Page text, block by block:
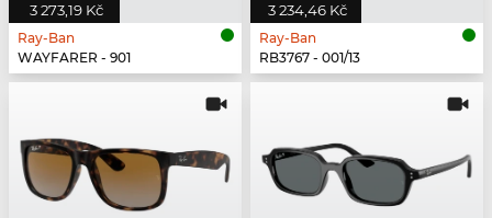
3 273,19 Kč
Ray-Ban
WAYFARER - 901
3 234,46 Kč
Ray-Ban
RB3767 - 001/13